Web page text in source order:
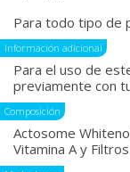
Para todo tipo de
Información adicional
Para el uso de
previamente con
Composición
Actosome
Vitamina A y